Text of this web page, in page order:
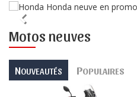
Motos neuves
NOUVEAUTÉS POPULAIRES